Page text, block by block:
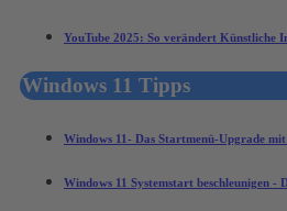
YouTube 2025: So verändert Künstliche
Windows 11 Tipps
Windows 11- Das Startmenü-Upgrade
Windows 11 Systemstart beschleunigen -